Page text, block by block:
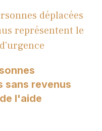
sans revenus
l'aide